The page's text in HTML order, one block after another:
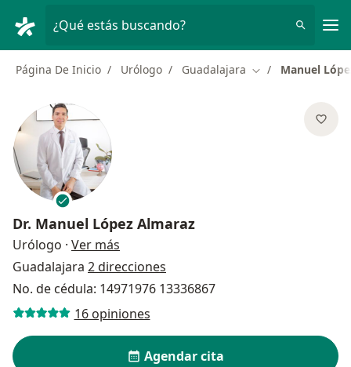
¿Qué estás buscando?
Página De Inicio Urólogo Guadalajara Cambiar de ciudad
Manuel
Dr. Manuel López Almaraz
Urólogo · Ver más
Guadalajara 2 direcciones
No. de cédula: 14971976 13336867
16 opiniones
Agendar cita